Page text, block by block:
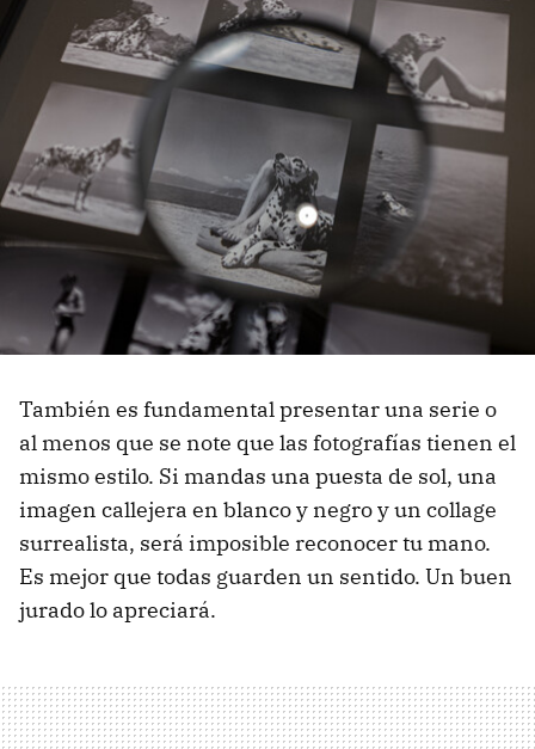
También es fundamental presentar una serie o
al menos que se note que las fotografías tienen el
mismo estilo. Si mandas una puesta de sol, una
imagen callejera en blanco y negro y un collage
surrealista, será imposible reconocer tu mano.
Es mejor que todas guarden un sentido. Un buen
jurado lo apreciará.